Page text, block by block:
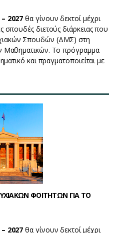
2027 θα γίνουν δεκτοί μέχρι
σπουδές διετούς διάρκειας που
Σπουδών (ΔΜΣ) στη
Μαθηματικών. Το πρόγραμμα
και πραγματοποιείται με
ΦΟΙΤΗΤΩΝ ΓΙΑ ΤΟ
2027 θα γίνουν δεκτοί μέχρι